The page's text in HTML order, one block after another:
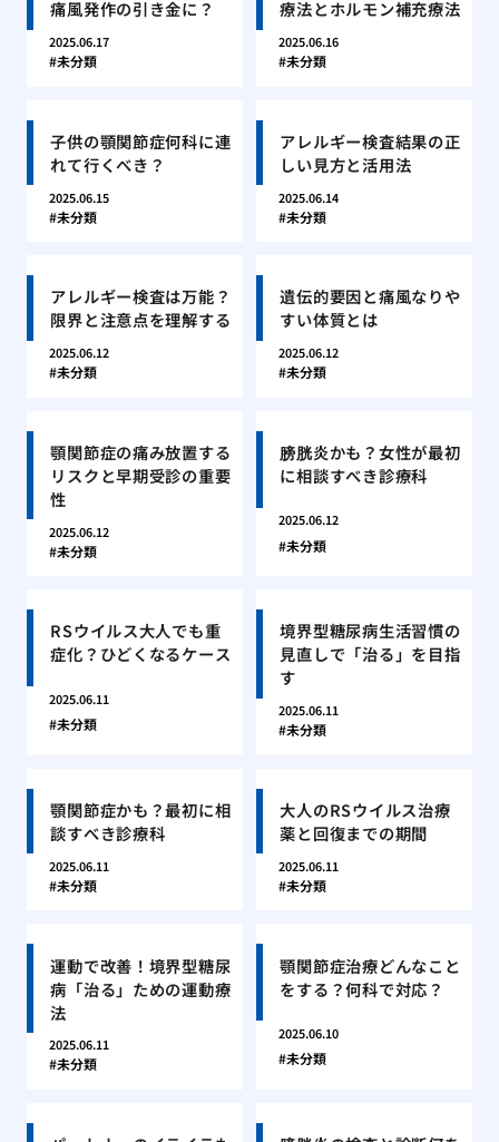
痛風発作の引き金に？
2025.06.17
未分類
療法とホルモン補充療法
2025.06.16
未分類
子供の顎関節症何科に連
れて行くべき？
2025.06.15
未分類
アレルギー検査結果の正
しい見方と活用法
2025.06.14
未分類
アレルギー検査は万能？
限界と注意点を理解する
2025.06.12
未分類
遺伝的要因と痛風なりや
すい体質とは
2025.06.12
未分類
顎関節症の痛み放置する
リスクと早期受診の重要
性
2025.06.12
未分類
膀胱炎かも？女性が最初
に相談すべき診療科
2025.06.12
未分類
RSウイルス大人でも重
症化？ひどくなるケース
2025.06.11
未分類
境界型糖尿病生活習慣の
見直しで「治る」を目指
す
2025.06.11
未分類
顎関節症かも？最初に相
談すべき診療科
2025.06.11
未分類
大人のRSウイルス治療
薬と回復までの期間
2025.06.11
未分類
運動で改善！境界型糖尿
病「治る」ための運動療
法
2025.06.11
未分類
顎関節症治療どんなこと
をする？何科で対応？
2025.06.10
未分類